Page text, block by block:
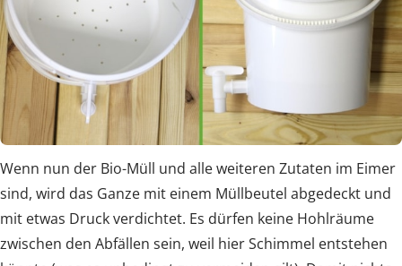
Wenn nun der Bio-Müll und alle weiteren Zutaten im Eimer
sind, wird das Ganze mit einem Müllbeutel abgedeckt und
mit etwas Druck verdichtet. Es dürfen keine Hohlräume
zwischen den Abfällen sein, weil hier Schimmel entstehen